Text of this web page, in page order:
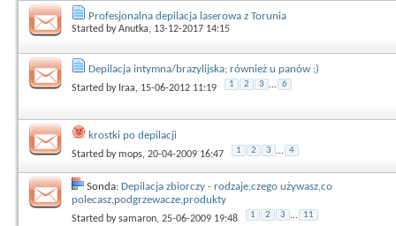
Profesjonalna depilacja laserowa z Torunia
Started byAnutka, 13-12-2017 14:15
Depilacja intymna/brazylijska; również u panów ;)
Started by Iraa, 15-06-2012 11:19 1 2 3 ... 6
krostki po depilacji
Started bymops, 20-04-2009 16:47 1 2 3 ... 4
Sonda: Depilacja zbiorczy - rodzaje,czego używasz,co
polecasz,podgrzewacze,produkty
Started bysamaron, 25-06-2009 19:48 1 2 3 ... 11